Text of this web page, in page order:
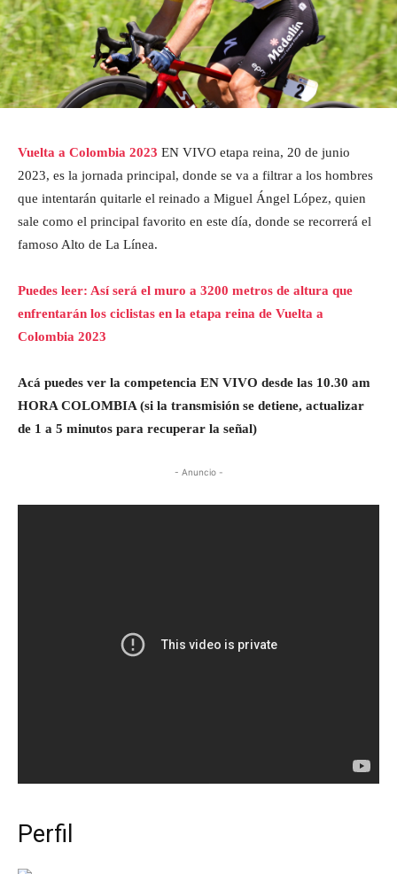
Vuelta a Colombia 2023 EN VIVO etapa reina, 20 de junio
2023, es la jornada principal, donde se va a filtrar a los hombres
que intentarán quitarle el reinado a Miguel Ángel López, quien
sale como el principal favorito en este día, donde se recorrerá el
famoso Alto de La Línea.
Puedes leer: Así será el muro a 3200 metros de altura que
enfrentarán los ciclistas en la etapa reina de Vuelta a
Colombia 2023
Acá puedes ver la competencia EN VIVO desde las 10.30 am
HORA COLOMBIA (si la transmisión se detiene, actualizar
de 1 a 5 minutos para recuperar la señal)
- Anuncio -
Perfil